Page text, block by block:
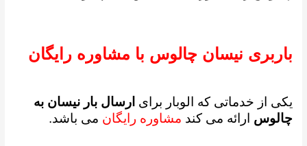
باربری نیسان چالوس با مشاوره رایگان
یکی از خدماتی که الوبار برای ارسال بار نیسان به
چالوس ارائه می کند مشاوره رایگان می باشد.